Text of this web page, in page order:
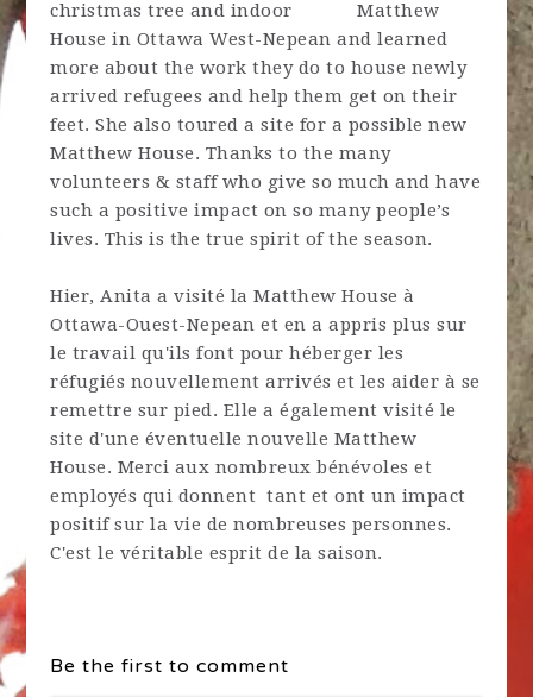
Matthew
House in Ottawa West-Nepean and learned
more about the work they do to house newly
arrived refugees and help them get on their
feet. She also toured a site for a possible new
Matthew House. Thanks to the many
volunteers & staff who give so much and have
such a positive impact on so many people’s
lives. This is the true spirit of the season.
Hier, Anita a visité la Matthew House à
Ottawa-Ouest-Nepean et en a appris plus sur
le travail qu'ils font pour héberger les
réfugiés nouvellement arrivés et les aider à se
remettre sur pied. Elle a également visité le
site d'une éventuelle nouvelle Matthew
House. Merci aux nombreux bénévoles et
employés qui donnent tant et ont un impact
positif sur la vie de nombreuses personnes.
C'est le véritable esprit de la saison.
Be the first to comment